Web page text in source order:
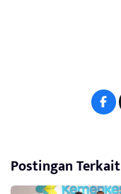
Postingan Terkait